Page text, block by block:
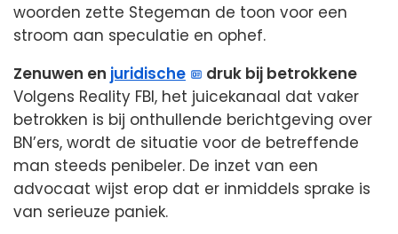
woorden zette Stegeman de toon voor een
stroom aan speculatie en ophef.
Zenuwen en juridische
druk bij betrokkene
Volgens Reality FBI, het juicekanaal dat vaker
betrokken is bij onthullende berichtgeving over
BN’ers, wordt de situatie voor de betreffende
man steeds penibeler. De inzet van een
advocaat wijst erop dat er inmiddels sprake is
van serieuze paniek.